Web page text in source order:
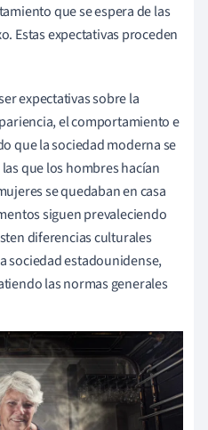
que se espera de las
Estas expectativas proceden
expectativas sobre la
el comportamiento e
que la sociedad moderna se
que los hombres hacían
se quedaban en casa
siguen prevaleciendo
diferencias culturales
sociedad estadounidense,
las normas generales